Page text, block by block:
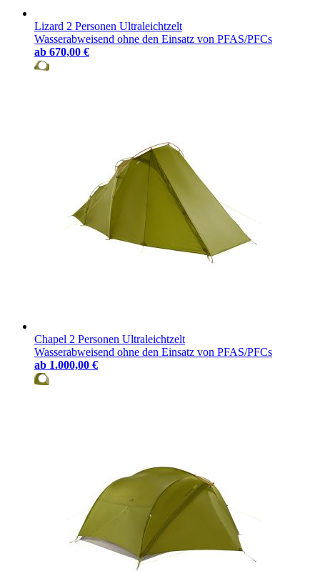
Lizard 2 Personen Ultraleichtzelt
Wasserabweisend ohne den Einsatz von PFAS/PFCs
ab 670,00 €
Chapel 2 Personen Ultraleichtzelt
Wasserabweisend ohne den Einsatz von PFAS/PFCs
ab 1.000,00 €